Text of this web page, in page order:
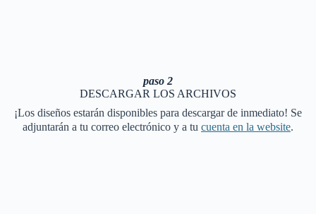
paso 2
DESCARGAR LOS ARCHIVOS
¡Los diseños estarán disponibles para descargar de inmediato! Se
adjuntarán a tu correo electrónico y a tu cuenta en la website.